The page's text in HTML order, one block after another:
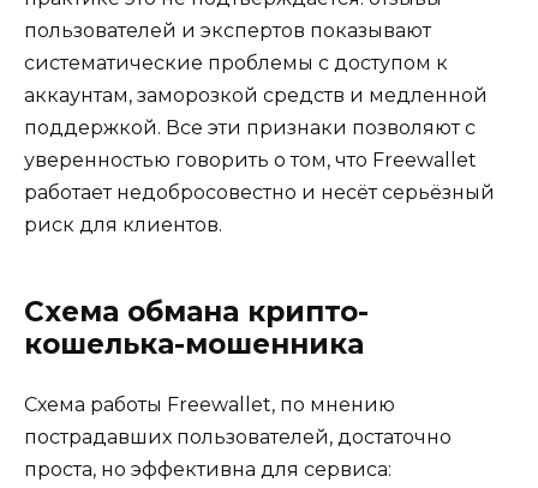
пользователей и экспертов показывают
систематические проблемы с доступом к
аккаунтам, заморозкой средств и медленной
поддержкой. Все эти признаки позволяют с
уверенностью говорить о том, что Freewallet
работает недобросовестно и несёт серьёзный
риск для клиентов.
Схема обмана крипто-
кошелька-мошенника
Схема работы Freewallet, по мнению
пострадавших пользователей, достаточно
проста, но эффективна для сервиса: